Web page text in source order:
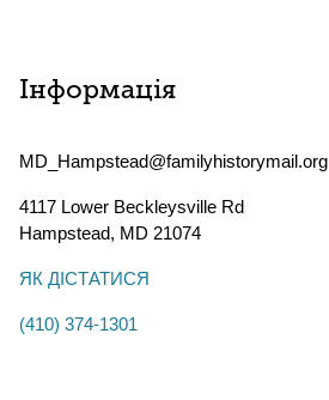
Інформація
MD_Hampstead@familyhistorymail.org
4117 Lower Beckleysville Rd
Hampstead, MD 21074
ЯК ДІСТАТИСЯ
(410) 374-1301